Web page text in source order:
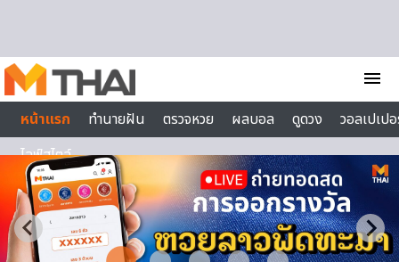
menu
หน้าแรก
ทำนายฝัน ตรวจหวย ผลบอล ดูดวง
วอลเปเป
ไลฟ์สไตล์